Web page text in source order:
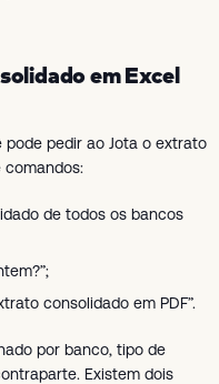
em Excel
pedir ao Jota o extrato
comandos:
de todos os bancos
consolidado em PDF”.
por banco, tipo de
Existem dois